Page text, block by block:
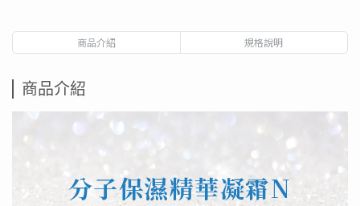
商品介紹 規格說明
商品介紹
分子保濕精華凝霜N